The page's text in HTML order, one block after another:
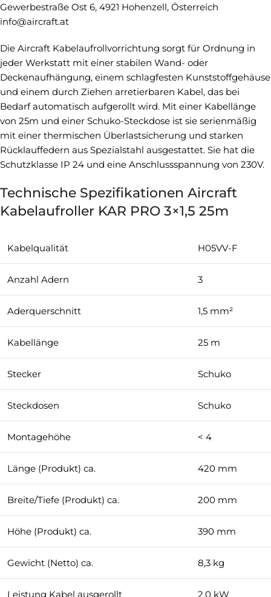
Gewerbestraße Ost 6, 4921 Hohenzell, Österreich
info@aircraft.at
Die Aircraft Kabelaufrollvorrichtung sorgt für Ordnung in
jeder Werkstatt mit einer stabilen Wand- oder
Deckenaufhängung, einem schlagfesten Kunststoffgehäuse
und einem durch Ziehen arretierbaren Kabel, das bei
Bedarf automatisch aufgerollt wird. Mit einer Kabellänge
von 25m und einer Schuko-Steckdose ist sie serienmäßig
mit einer thermischen Überlastsicherung und starken
Rücklauffedern aus Spezialstahl ausgestattet. Sie hat die
Schutzklasse IP 24 und eine Anschlussspannung von 230V.
Technische Spezifikationen Aircraft
Kabelaufroller KAR PRO 3×1,5 25m
Kabelqualität H05VV-F
Anzahl Adern 3
Aderquerschnitt 1,5 mm²
Kabellänge 25 m
Stecker Schuko
Steckdosen Schuko
Montagehöhe < 4
Länge (Produkt) ca. 420 mm
Breite/Tiefe (Produkt) ca. 200 mm
Höhe (Produkt) ca. 390 mm
Gewicht (Netto) ca. 8,3 kg
Leistung Kabel ausgerollt 2,0 kW